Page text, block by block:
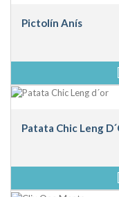
Pictolín Anís
Patata Chic Leng